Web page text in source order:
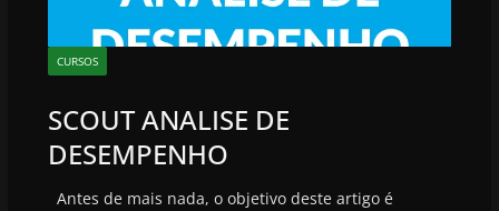
CURSOS
SCOUT ANALISE DE
DESEMPENHO
Antes de mais nada, o objetivo deste artigo é